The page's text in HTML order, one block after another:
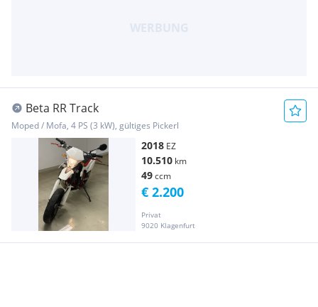
Beta RR Track
Moped / Mofa, 4 PS (3 kW), gültiges Pickerl
2018 EZ
10.510 km
49ccm
Privat
9020 Klagenfurt
€ 2.200